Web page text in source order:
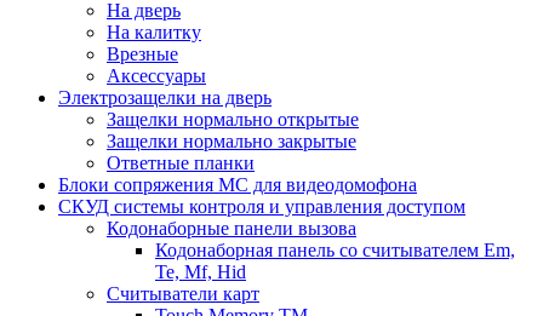
На дверь
На калитку
Врезные
Аксессуары
Электрозащелки на дверь
Защелки нормально открытые
Защелки нормально закрытые
Ответные планки
Блоки сопряжения МС для видеодомофона
СКУД системы контроля и управления доступом
Кодонаборные панели вызова
Кодонаборная панель со считывателем Em,
Te, Mf, Hid
Считыватели карт